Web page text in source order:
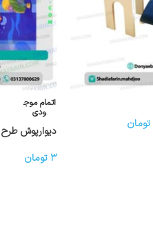
تومان
اتمام موج
ودی
دیوارپوش
۳ تومان